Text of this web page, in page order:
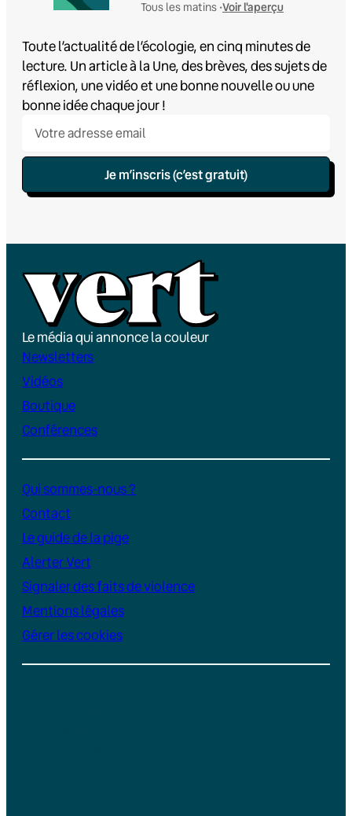
Tous les matins •Voir l'aperçu
Toute l’actualité de l’écologie, en cinq minutes de
lecture. Un article à la Une, des brèves, des sujets de
réflexion, une vidéo et une bonne nouvelle ou une
bonne idée chaque jour !
Je m’inscris (c’est gratuit)
Le média qui annonce la couleur
Newsletters
Vidéos
Boutique
Conférences
Qui sommes-nous ?
Contact
Le guide de la pige
Alerter Vert
Signaler des faits de violence
Mentions légales
Gérer les cookies